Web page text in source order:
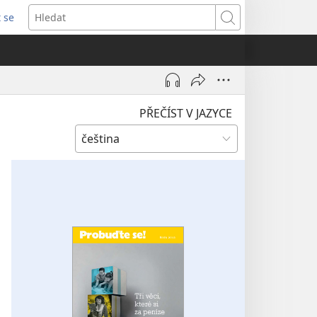
se
Hledat
PŘEČÍST V JAZYCE